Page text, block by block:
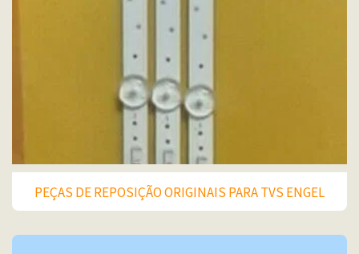
PEÇAS DE REPOSIÇÃO ORIGINAIS PARA TVS ENGEL